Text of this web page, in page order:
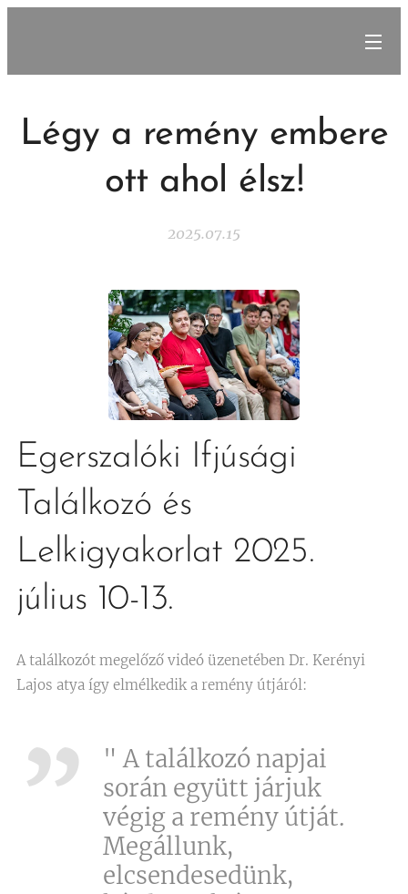
Légy a remény embere
ott ahol élsz!
2025.07.15
Egerszalóki Ifjúsági
Találkozó és
Lelkigyakorlat 2025.
július 10-13.
A találkozót megelőző videó üzenetében Dr. Kerényi
Lajos atya így elmélkedik a remény útjáról:
" A találkozó napjai
során együtt járjuk
végig a remény útját.
Megállunk,
elcsendesedünk,